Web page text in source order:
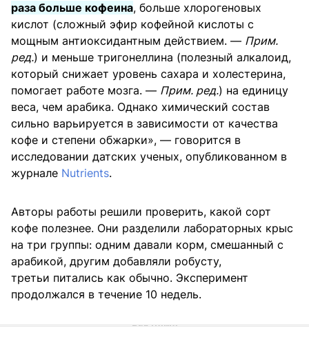
раза больше кофеина, больше хлорогеновых
кислот (сложный эфир кофейной кислоты с
мощным антиоксидантным действием. — Прим.
ред.) и меньше тригонеллина (полезный алкалоид,
который снижает уровень сахара и холестерина,
помогает работе мозга. — Прим. ред.) на единицу
веса, чем арабика. Однако химический состав
сильно варьируется в зависимости от качества
кофе и степени обжарки», — говорится в
исследовании датских ученых, опубликованном в
журнале Nutrients.
Авторы работы решили проверить, какой сорт
кофе полезнее. Они разделили лабораторных крыс
на три группы: одним давали корм, смешанный с
арабикой, другим добавляли робусту,
третьи питались как обычно. Эксперимент
продолжался в течение 10 недель.